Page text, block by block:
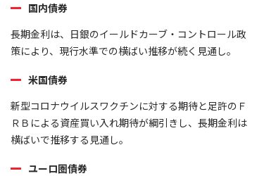
国内債券
長期金利は、日銀のイールドカーブ・コントロール政
策により、現行水準での横ばい推移が続く見通し。
米国債券
新型コロナウイルスワクチンに対する期待と足許のＦ
ＲＢによる資産買い入れ期待が綱引きし、長期金利は
横ばいで推移する見通し。
ユーロ圏債券